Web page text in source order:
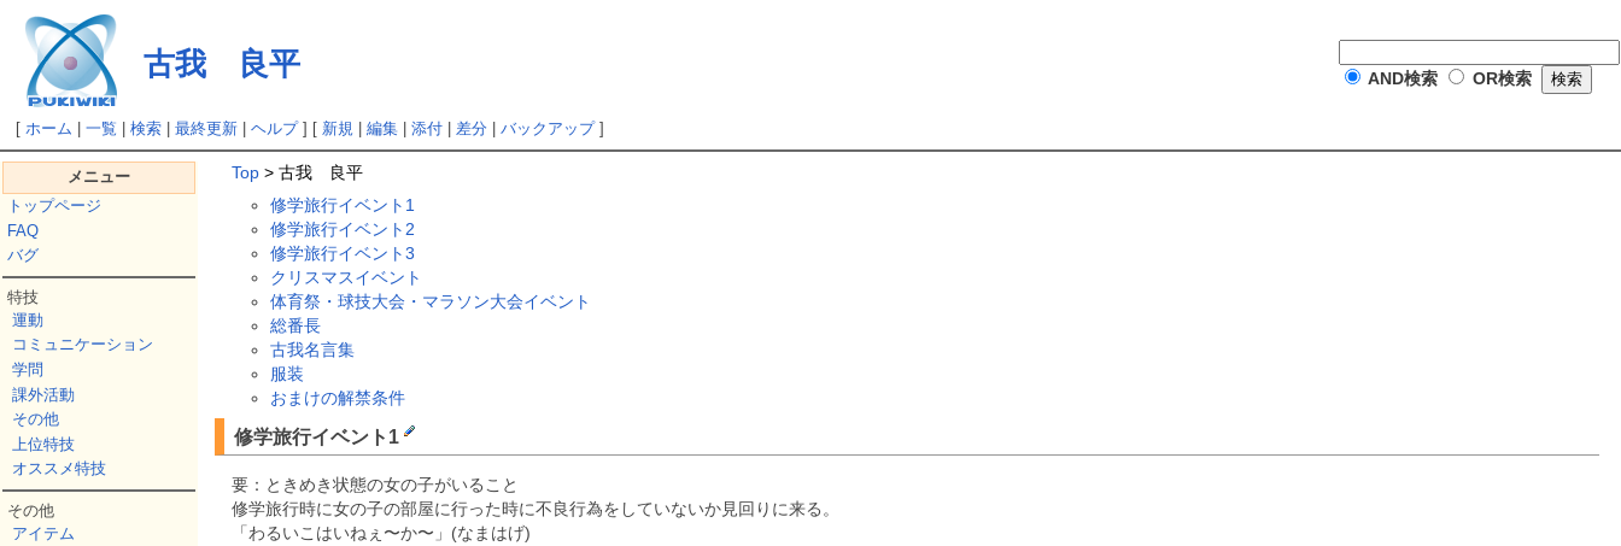
古我 良平 AND検索 OR検索
[ホーム |一覧 |検索 |最終更新 |ヘルプ] [ 新規 |編集 |添付 |差分 |バックアップ]
メニュー
トップページ
FAQ
バグ
特技
運動
コミュニケーション
学問
課外活動
その他
上位特技
オススメ特技
その他
アイテム
Top > 古我 良平
修学旅行イベント1
修学旅行イベント2
修学旅行イベント3
クリスマスイベント
体育祭・球技大会・マラソン大会イベント
総番長
古我名言集
服装
おまけの解禁条件
修学旅行イベント1
要：ときめき状態の女の子がいること
修学旅行時に女の子の部屋に行った時に不良行為をしていないか見回りに来る。
「わるいこはいねぇ〜か〜」(なまはげ)